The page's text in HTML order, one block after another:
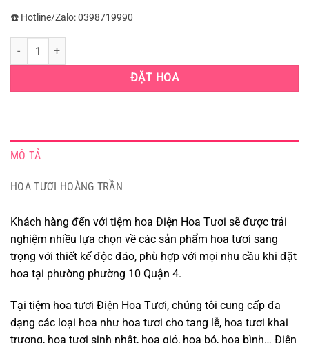
☎️ Hotline/Zalo: 0398719990
Hoa Tươi phường 10 quận 4 số lượng
ĐẶT HOA
MÔ TẢ
HOA TƯƠI HOÀNG TRẦN
Khách hàng đến với tiệm hoa Điện Hoa Tươi sẽ được trải
nghiệm nhiều lựa chọn về các sản phẩm hoa tươi sang
trọng với thiết kế độc đáo, phù hợp với mọi nhu cầu khi đặt
hoa tại phường phường 10 Quận 4.
Tại tiệm hoa tươi Điện Hoa Tươi, chúng tôi cung cấp đa
dạng các loại hoa như hoa tươi cho tang lễ, hoa tươi khai
trương, hoa tươi sinh nhật, hoa giỏ, hoa bó, hoa bình… Điện